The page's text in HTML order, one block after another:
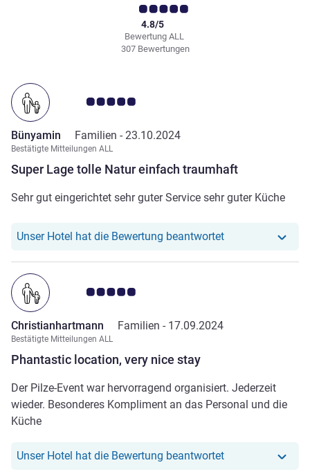
Bewertung ALL
4.8/5
307 Bewertungen
Super Lage tolle Natur einfach traumhaft
Note Kundenmeinungen 5.0/5
Bünyamin Familien - 23.10.2024
Bestätigte Mitteilungen ALL
Sehr gut eingerichtet sehr guter Service sehr guter Küche
Unser Hotel hat die Bewertung beantwortetUnser Hotel hat
Phantastic location, very nice stay
Note Kundenmeinungen 5.0/5
Christianhartmann Familien - 17.09.2024
Bestätigte Mitteilungen ALL
Der Pilze-Event war hervorragend organisiert. Jederzeit
wieder. Besonderes Kompliment an das Personal und die
Küche
Unser Hotel hat die Bewertung beantwortetUnser Hotel hat